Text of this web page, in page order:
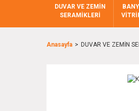
DUVAR VE ZEMİN
SERAMİKLERİ
Anasayfa DUVAR VE ZEMİN